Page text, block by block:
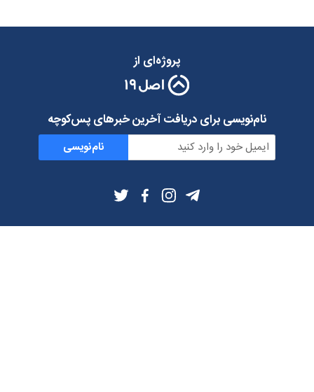
پروژه‌ای از
نام‌نویسی برای دریافت آخرین خبرهای پس‌کوچه
نام‌نویسی